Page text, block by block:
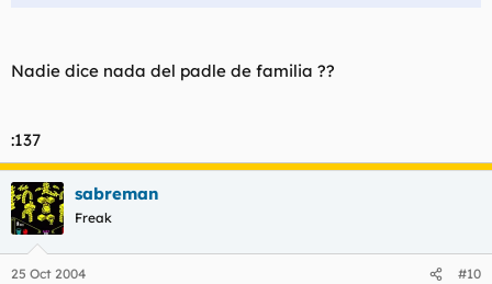
Nadie dice nada del padle de familia ??
:137
sabreman
Freak
25 Oct 2004 #10